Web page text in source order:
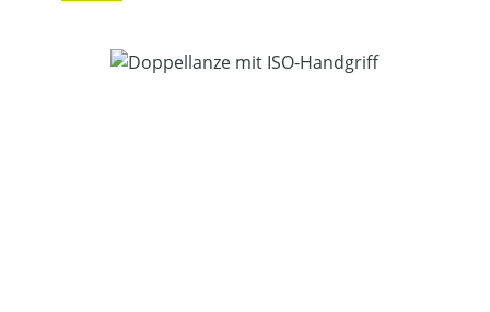
Bildergalerie überspringen